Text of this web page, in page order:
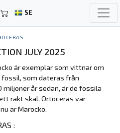
SE
JULY 2025
är exemplar som vittnar om
som dateras från
år sedan, är de fossila
rakt skal. Ortoceras var
är Marocko.
: